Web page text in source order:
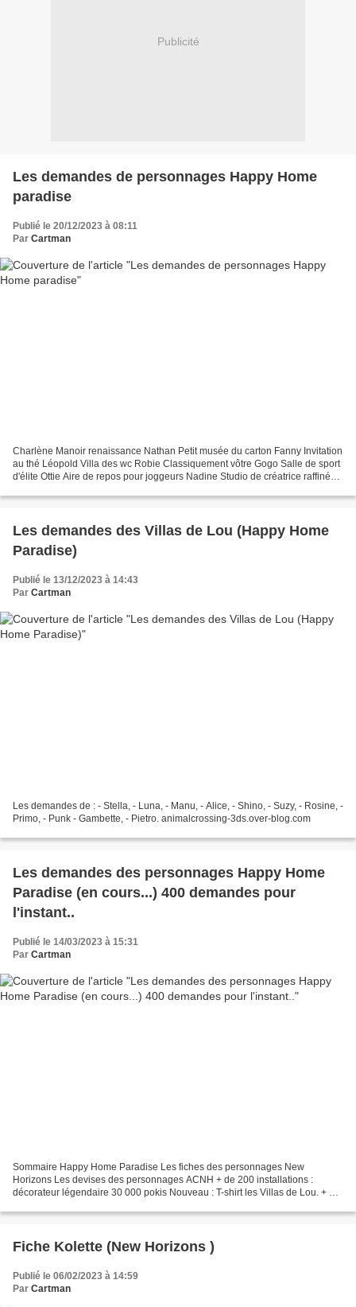
Publicité
Les demandes de personnages Happy Home
paradise
Publié le 20/12/2023 à 08:11
Par Cartman
Charlène Manoir renaissance Nathan Petit musée du carton Fanny Invitation
au thé Léopold Villa des wc Robie Classiquement vôtre Gogo Salle de sport
d'élite Ottie Aire de repos pour joggeurs Nadine Studio de créatrice raffinée
Les demandes des Villas de Lou (Happy Home
Paradise)
Publié le 13/12/2023 à 14:43
Par Cartman
Les demandes de : - Stella, - Luna, - Manu, - Alice, - Shino, - Suzy, - Rosine, -
Primo, - Punk - Gambette, - Pietro. animalcrossing-3ds.over-blog.com
Les demandes des personnages Happy Home
Paradise (en cours...) 400 demandes pour
l'instant..
Publié le 14/03/2023 à 15:31
Par Cartman
Sommaire Happy Home Paradise Les fiches des personnages New
Horizons Les devises des personnages ACNH + de 200 installations :
décorateur légendaire 30 000 pokis Nouveau : T-shirt les Villas de Lou. + 3
Fiche Kolette (New Horizons )
Publié le 06/02/2023 à 14:59
Par Cartman